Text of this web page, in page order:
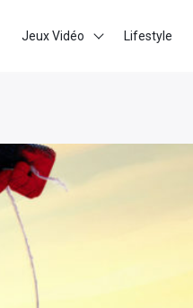
Jeux Vidéo Lifestyle